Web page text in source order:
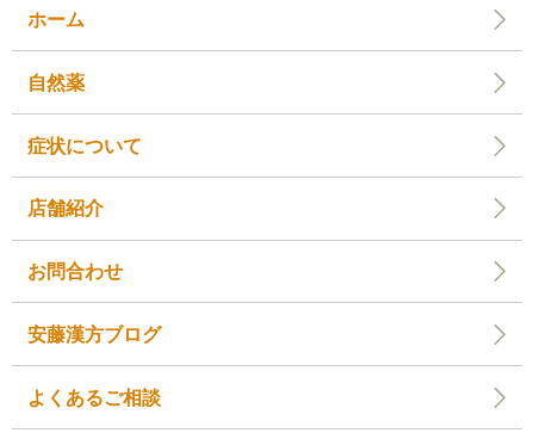
ホーム
自然薬
症状について
店舗紹介
お問合わせ
安藤漢方ブログ
よくあるご相談